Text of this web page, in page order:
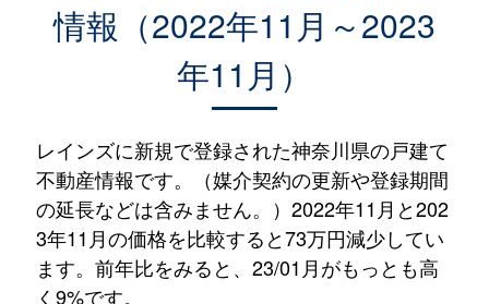
情報（2022年11月～2023
年11月）
レインズに新規で登録された神奈川県の戸建て
不動産情報です。（媒介契約の更新や登録期間
の延長などは含みません。）2022年11月と202
3年11月の価格を比較すると73万円減少してい
ます。前年比をみると、23/01月がもっとも高
く9%です。